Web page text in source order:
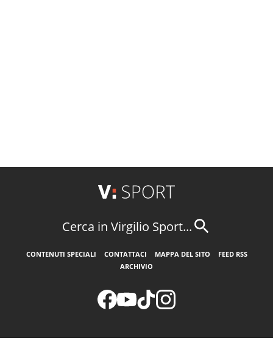
Cerca in Virgilio Sport...
CONTENUTI SPECIALI CONTATTACI MAPPA DEL SITO
FEED RSS
ARCHIVIO